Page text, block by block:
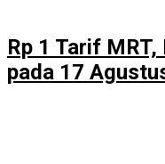
Rp 1 Tarif
pada 17